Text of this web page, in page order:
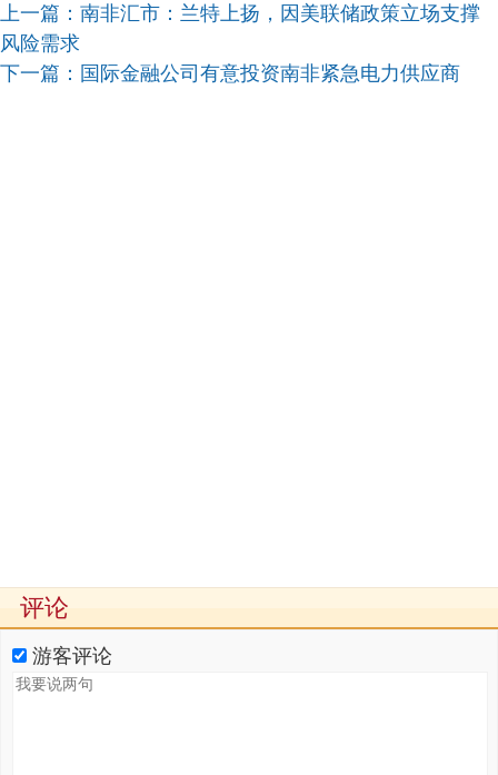
上一篇： 南非汇市：兰特上扬，因美联储政策立场支撑
风险需求
下一篇： 国际金融公司有意投资南非紧急电力供应商
评论
游客评论